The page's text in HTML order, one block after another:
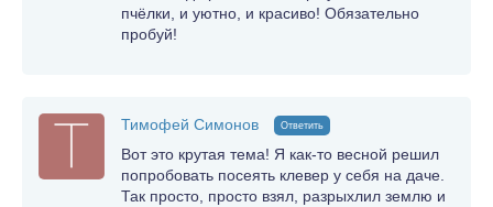
пчёлки, и уютно, и красиво! Обязательно
пробуй!
Тимофей Симонов Ответить
Вот это крутая тема! Я как-то весной решил
попробовать посеять клевер у себя на даче.
Так просто, просто взял, разрыхлил землю и